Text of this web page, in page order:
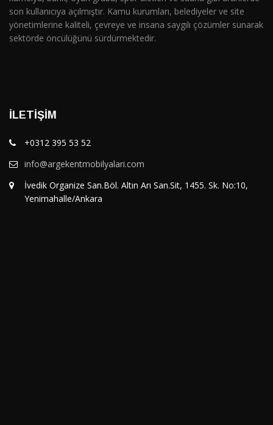
son kullanıcıya açılmıştır. Kamu kurumları, belediyeler ve site
yönetimlerine kaliteli, çevreye ve insana saygılı çözümler sunarak
sektörde öncülüğünü sürdürmektedir.
İLETIŞIM
+0312 395 53 52
info@argekentmobilyalari.com
İvedik Organize San.Böl. Altın Arı San.Sit, 1455. Sk. No:10,
Yenimahalle/Ankara